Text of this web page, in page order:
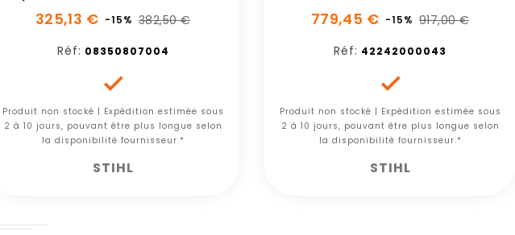
325,13 € -15% 382,50 €
Réf: 08350807004

Produit non stocké | Expédition estimée sous
2 à 10 jours, pouvant être plus longue selon
la disponibilité fournisseur.*
STIHL
779,45 € -15% 917,00 €
Réf: 42242000043

Produit non stocké | Expédition estimée sous
2 à 10 jours, pouvant être plus longue selon
la disponibilité fournisseur.*
STIHL